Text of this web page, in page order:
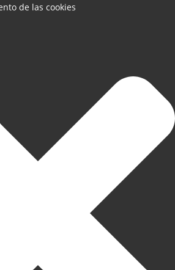
de las cookies